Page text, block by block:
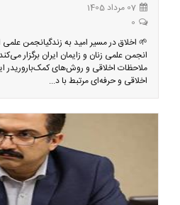
07 مرداد 1405
0
🌱 اخلاق در مسیر امید به زندگیانجمن
انجمن علمی زنان و زایمان ایران برگزار
ملاحظات اخلاقی و روش‌های کمک‌باروریدر
اخلاقی و حرفه‌ای مرتبط با د...